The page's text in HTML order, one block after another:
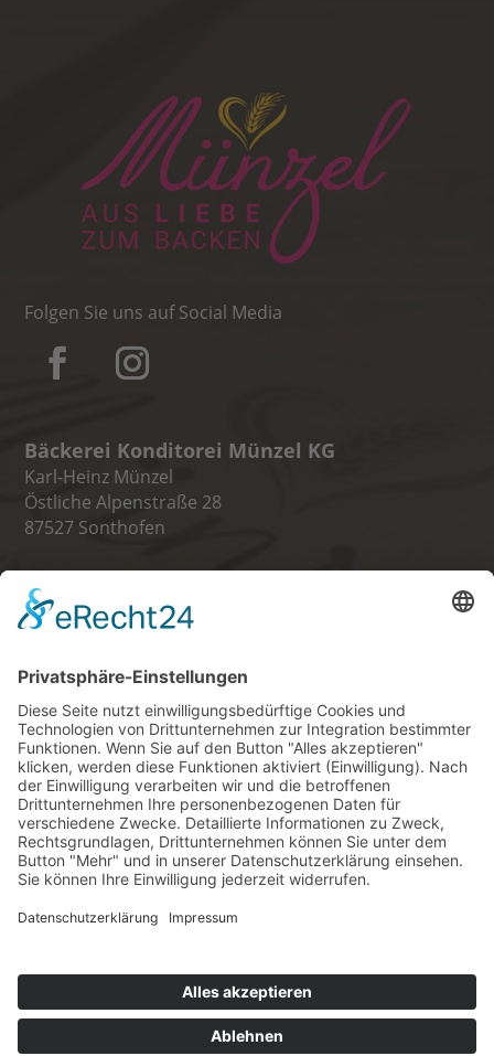
Folgen Sie uns auf Social Media
Bäckerei Konditorei Münzel KG
Karl-Heinz Münzel
Östliche Alpenstraße 28
87527 Sonthofen
Telefon: +49 (0)8321 / 6605-0
Telefax: +49 (0)8321 / 6605-17
info@baeckerei-muenzel.de
Rechtliches
Impressum AGB
Datenschutz
Nutzungsbedingungen WLAN
Interne Schulung
Kontakt
Bildquellen
Wissenswertes
Einkorn Emmer (Zweikorn)